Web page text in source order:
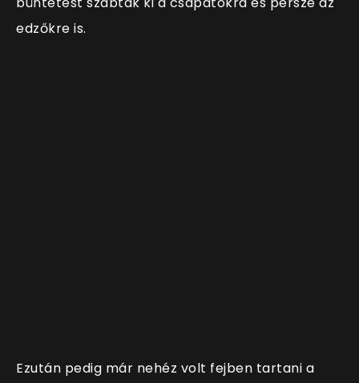
edzőkre is.
Ezután pedig már nehéz volt fejben tartani a